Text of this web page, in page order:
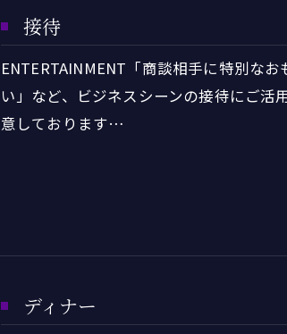
接待
ENTERTAINMENT「商談相手に特別な
い」など、ビジネスシーンの接待にご
意しております…
ディナー
お問い合わせはこちら